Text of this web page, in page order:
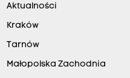
Aktualności
Kraków
Tarnów
Małopolska Zachodnia